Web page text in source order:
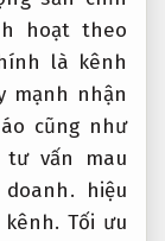
hoạt theo
là kênh
mạnh nhận
cũng như
vấn mau
hiệu
kênh. Tối ưu